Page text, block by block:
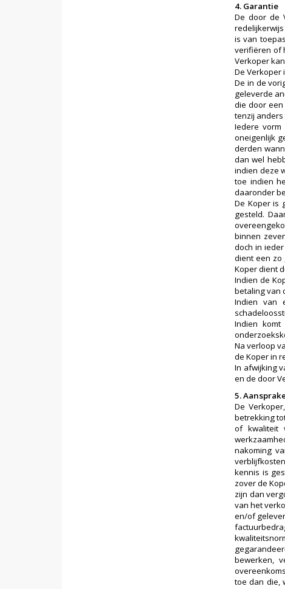
4. Garantie
De door de
is van
verifiëren of
Verkoper
De Verkoper
De in de
geleverde
die door
tenzij anders
Iedere
oneigenlijk
derden
dan wel
indien deze
toe indien
daaronder
De Koper is
gesteld.
binnen
doch in
dient een zo
Koper dient
Indien de
betaling van
Indien van
Indien
Na verloop
de Koper in
In afwijking
en de door
5.
De
betrekking
of kwaliteit
nakoming
kennis is
zover de
zijn dan
van het
en/of
bewerken,
toe dan die,